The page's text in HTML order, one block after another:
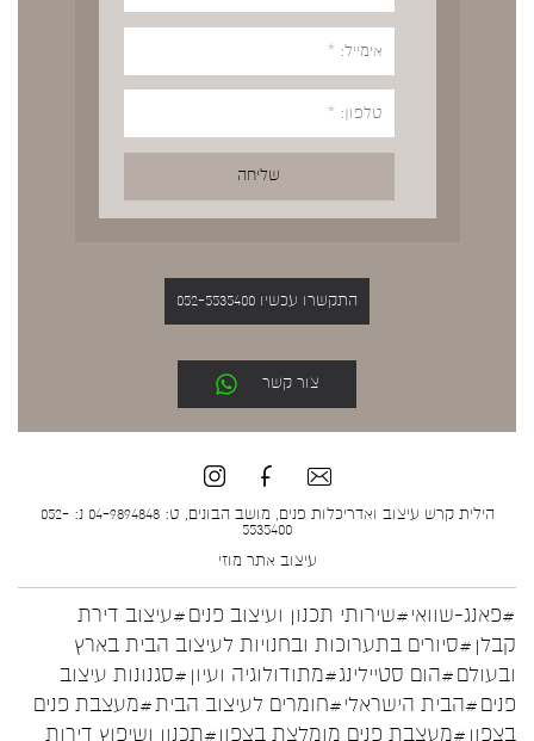
התקשרו עכשיו 052-5535400
צור קשר
הילית קרש עיצוב ואדריכלות פנים, מושב הבונים, ט: 04-9894848 נ: 052-
5535400
עיצוב אתר מוזי
#פאנג-שוואי#שירותי תכנון ועיצוב פנים#עיצוב דירת
קבלן #סיורים בתערוכות ובחנויות לעיצוב הבית בארץ
ובעולם#הום סטיילינג#מתודולוגיה ועיון #סגנונות עיצוב
פנים#הבית הישראלי#חומרים לעיצוב הבית#מעצבת פנים
בצפון #מעצבת פנים מומלצת בצפון#תכנון ושיפוץ דירות